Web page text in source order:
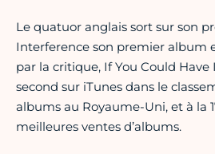
Le quatuor anglais sort sur son
Interference son premier album
par la critique, If You Could
second sur iTunes dans le
albums au Royaume-Uni, et à la
meilleures ventes d’albums.